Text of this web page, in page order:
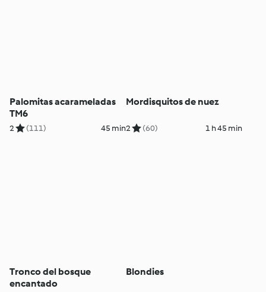
Palomitas acarameladas
TM6
2 (111) 45 min
Mordisquitos de nuez
2 (60) 1 h 45 min
Tronco del bosque
encantado
Blondies